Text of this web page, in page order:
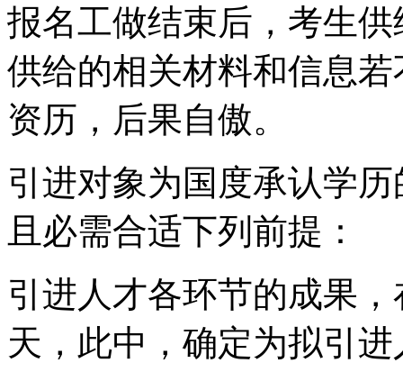
报名工做结束后，考生
供给的相关材料和信息
资历，后果自傲。
引进对象为国度承认学
且必需合适下列前提：
引进人才各环节的成果
天，此中，确定为拟引